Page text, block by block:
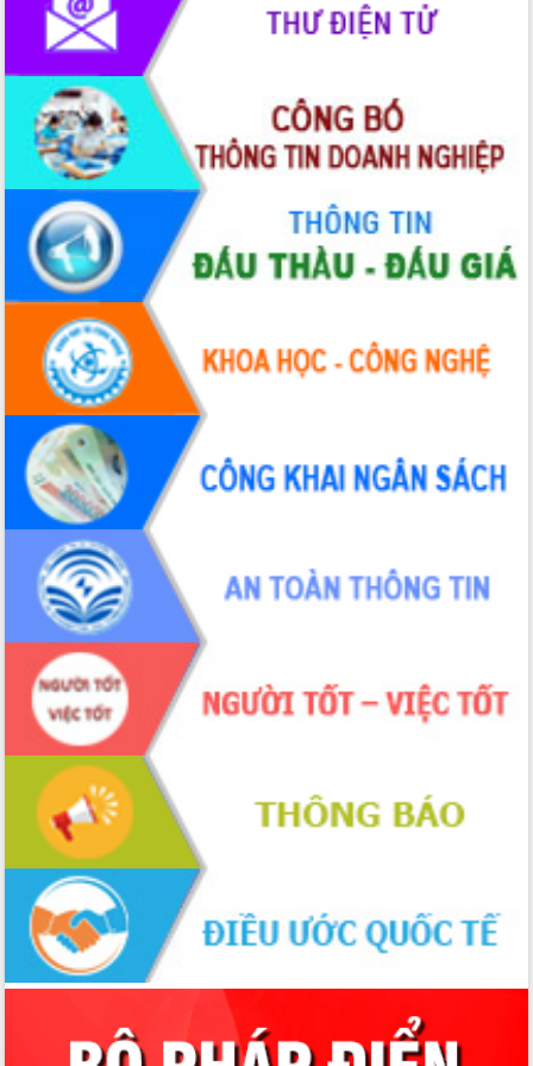
phát triển mới
Thường trực HĐND tỉnh Đắk Lắk gặp
mặt Đoàn chuyên gia y tế TP. Hồ Chí
Minh
Lễ truy điệu và an táng hài cốt liệt sĩ
tại Nghĩa trang Liệt sĩ xã Sơn Hòa
Bàn giải pháp tháo gỡ khó khăn trong
xuất khẩu sầu riêng và triển khai quy
định EUDR
Thứ trưởng Bộ Nông nghiệp và Môi
trường Nguyễn Hoàng Hiệp khảo sát
vùng trồng và doanh nghiệp đóng gói
sầu riêng tại Đắk Lắk
Trình diễn nghệ thuật chế biến các
món ăn từ sầu riêng
Đắk Lắk công bố Quy hoạch và xúc
tiến đầu tư tỉnh
Ngành cá ngừ Đắk Lắk chủ động thích
ứng để giữ vững thị trường xuất khẩu
Diễn đàn Kinh tế tư nhân Việt Nam đột
phá cơ chế - Hợp tác công tư
Đề án 06 tạo bước ngoặt đột phá trong
cải cách hành chính tỉnh Đắk Lắk
Kết nối tour, đẩy mạnh chuyển đổi số
để phát triển du lịch Đắk Lắk
Khởi động Dự án Đầu tư xây dựng hạ
tầng kỹ thuật Cụm công nghiệp Tân
Tiến
Gặp mặt các cơ quan báo chí nhân Kỷ
niệm 101 năm Ngày Báo chí Cách
mạng Việt Nam
Đắk Lắk sơ kết 4 năm triển khai thực
hiện Đề án 06 của Chính phủ
Họp báo thông tin về Hội nghị Công bố
Quy hoạch và Xúc tiến đầu tư tỉnh Đắk
Lắk
Khơi thông điểm nghẽn, đẩy nhanh
giải ngân vốn khắc phục thiên tai
HĐND tỉnh thông qua điều chỉnh Quy
hoạch tỉnh thời kỳ 2021-2030